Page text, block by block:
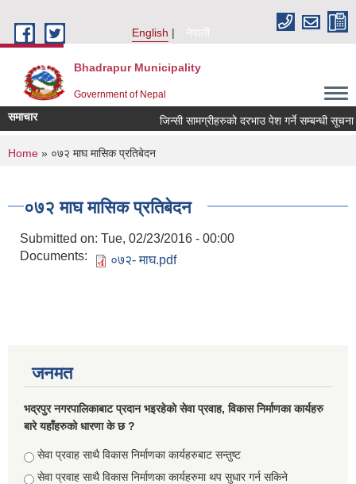
English
नेपाली
Bhadrapur Municipality
Government of Nepal
समाचार जिन्सी सामग्रीहरुको दरभाउ पेश गर्ने सम्बन्धी सूचना
You are here
Home » ०७२ माघ मासिक प्रतिबेदन
०७२ माघ मासिक प्रतिबेदन
Submitted on: Tue, 02/23/2016 - 00:00
Documents:
०७२- माघ.pdf
जनमत
भद्रपुर नगरपालिकाबाट प्रदान भइरहेको सेवा प्रवाह, विकास निर्माणका कार्यहरु
बारे यहाँहरुको धारणा के छ ?
Choices
सेवा प्रवाह साथै विकास निर्माणका कार्यहरुबाट सन्तुष्ट
सेवा प्रवाह साथै विकास निर्माणका कार्यहरुमा थप सुधार गर्न सकिने